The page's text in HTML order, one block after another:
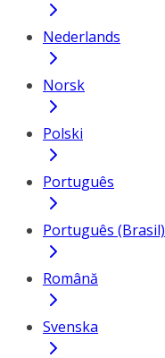
Nederlands
Norsk
Polski
Português
Português (Brasil)
Română
Svenska